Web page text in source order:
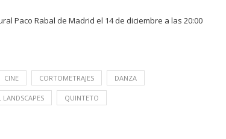
Paco Rabal de Madrid el 14 de diciembre a las 20:00
CINE CORTOMETRAJES DANZA
QUINTETO